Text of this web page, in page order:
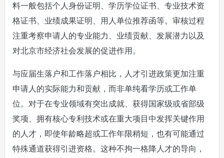
料一般包括个人身份证明、学历学位证书、专业技术资
格证书、业绩成果证明、用人单位推荐函等。审核过程
注重考察申请人的专业能力、业绩贡献、发展潜力以及
对北京市经济社会发展的促进作用。
与应届生落户和工作落户相比，人才引进政策更加注重
申请人的实际能力和贡献，而非单纯看学历或工作单
位。对于在专业领域有突出成就、获得国家级或省部级
奖项、拥有核心专利技术或在重大项目中发挥关键作用
的人才，即使年龄略超或工作年限稍短，也有可能通过
特殊通道获得引进资格。这种不拘一格降人才的导向，